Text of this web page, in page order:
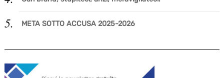
META SOTTO ACCUSA 2025-2026